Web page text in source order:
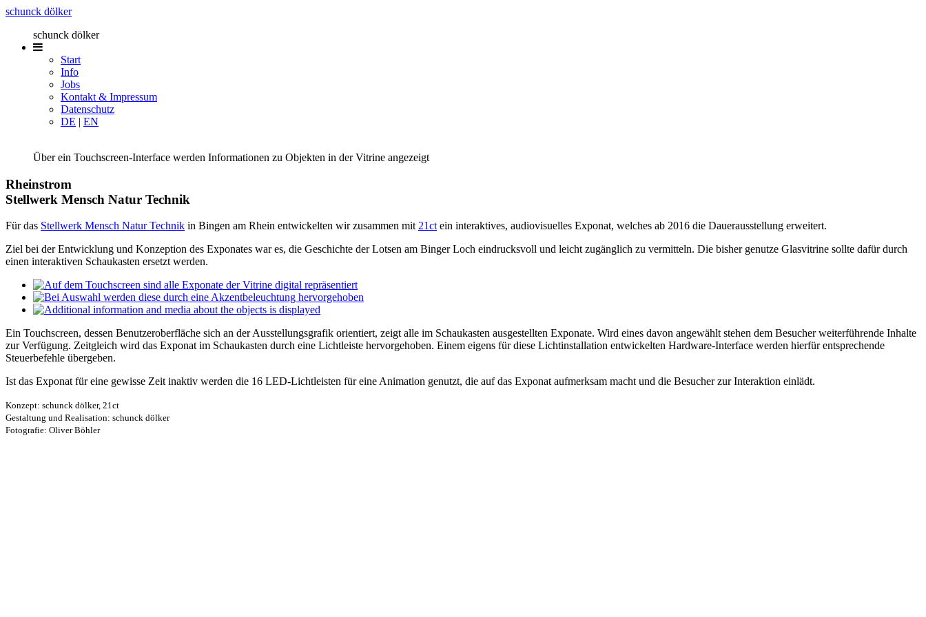
schunck dölker
schunck dölker
Start
Info
Jobs
Kontakt & Impressum
Datenschutz
DE | EN
Über ein Touchscreen-Interface werden Informationen zu Objekten in der Vitrine angezeigt
Rheinstrom
Stellwerk Mensch Natur Technik
Für das Stellwerk Mensch Natur Technik in Bingen am Rhein entwickelten wir zusammen mit21ctein interaktives, audiovisuelles Exponat, welches ab 2016 die Dauerausstellung erweitert.
Ziel bei der Entwicklung und Konzeption des Exponates war es, die Geschichte der Lotsen am Binger Loch eindrucksvoll und leicht zugänglich zu vermitteln. Die bisher genutze Glasvitrine sollte dafür durch
einen interaktiven Schaukasten ersetzt werden.
Ein Touchscreen, dessen Benutzeroberfläche sich an der Ausstellungsgrafik orientiert, zeigt alle im Schaukasten ausgestellten Exponate. Wird eines davon angewählt stehen dem Besucher weiterführende Inhalte
zur Verfügung. Zeitgleich wird das Exponat im Schaukasten durch eine Lichtleiste hervorgehoben. Einem eigens für diese Lichtinstallation entwickelten Hardware-Interface werden hierfür entsprechende
Steuerbefehle übergeben.
Ist das Exponat für eine gewisse Zeit inaktiv werden die 16 LED-Lichtleisten für eine Animation genutzt, die auf das Exponat aufmerksam macht und die Besucher zur Interaktion einlädt.
Konzept: schunck dölker, 21ct
Gestaltung und Realisation: schunck dölker
Fotografie: Oliver Böhler